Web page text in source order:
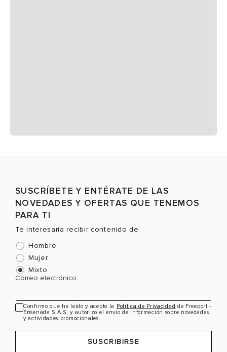
SUSCRÍBETE Y ENTÉRATE DE LAS
NOVEDADES Y OFERTAS QUE TENEMOS
PARA TI
Te interesaría recibir contenido de:
Hombre
Mujer
Mixto
Correo electrónico
Confirmo que he leído y acepto la Política de Privacidad de Freeport -
Ensenada S.A.S, y autorizo el envío de información sobre novedades
y actividades promocionales.
SUSCRIBIRSE